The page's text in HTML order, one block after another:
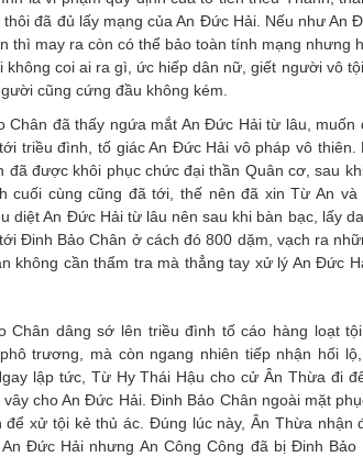
thôi đã đủ lấy mạng của An Đức Hải. Nếu như An
thì may ra còn có thể bảo toàn tính mạng nhưng
không coi ai ra gì, ức hiếp dân nữ, giết người vô
cũng cứng đầu không kém.
Chân đã thấy ngứa mắt An Đức Hải từ lâu,
triều đình, tố giác An Đức Hải vô pháp vô
đã được khôi phục chức đại thần Quân cơ, sau
cuối cùng cũng đã tới, thế nên đã xin Từ An
diệt An Đức Hải từ lâu nên sau khi bàn bạc, lấy
Đinh Bảo Chân ở cách đó 800 dặm, vạch ra
không cần thẩm tra mà thẳng tay xử lý An Đức
Chân dâng sớ lên triều đình tố cáo hàng loạt
trương, mà còn ngang nhiên tiếp nhận hối
lập tức, Từ Hy Thái Hậu cho cử Ân Thừa đi
cho An Đức Hải. Đinh Bảo Chân ngoài mặt
để xử tội kẻ thủ ác. Đúng lúc này, Ân Thừa
Đức Hải nhưng An Công Công đã bị Đinh